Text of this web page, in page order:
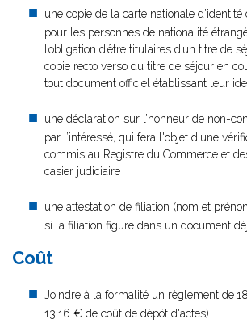
une copie de la carte nationale
pour les personnes de nationalité
l’obligation d’être titulaires d’un titre de
copie recto verso du titre de séjour en
tout document officiel établissant leur
une déclaration sur l’honneur de non-
par l’intéressé, qui fera l'objet d'une
commis au Registre du Commerce et
casier judiciaire
une attestation de filiation (nom et
si la filiation figure dans un document
Coût
Joindre à la formalité un règlement de
13,16 € de coût de dépôt d'actes).